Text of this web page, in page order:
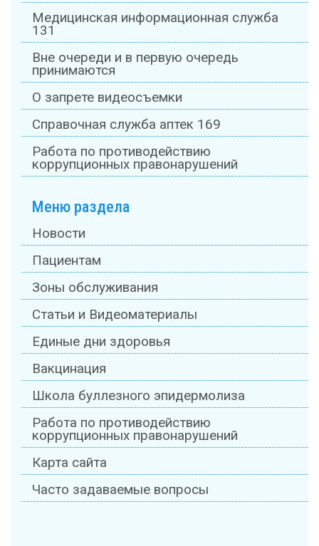
Медицинская информационная служба
131
Вне очереди и в первую очередь
принимаются
О запрете видеосъемки
Справочная служба аптек 169
Работа по противодействию
коррупционных правонарушений
Меню раздела
Новости
Пациентам
Зоны обслуживания
Статьи и Видеоматериалы
Единые дни здоровья
Вакцинация
Школа буллезного эпидермолиза
Работа по противодействию
коррупционных правонарушений
Карта сайта
Часто задаваемые вопросы